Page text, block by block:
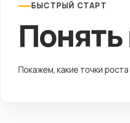
БЫСТРЫЙ СТАРТ
Покажем, какие точки